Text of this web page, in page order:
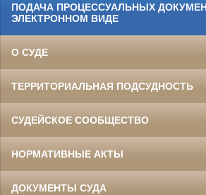
ПОДАЧА ПРОЦЕССУАЛЬНЫХ
ЭЛЕКТРОННОМ ВИДЕ
О СУДЕ
ТЕРРИТОРИАЛЬНАЯ ПОДСУДНОСТЬ
СУДЕЙСКОЕ СООБЩЕСТВО
НОРМАТИВНЫЕ АКТЫ
ДОКУМЕНТЫ СУДА